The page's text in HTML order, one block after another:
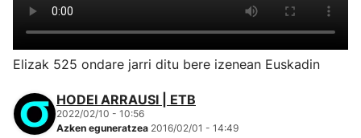
Elizak 525 ondare jarri ditu bere izenean Euskadin
HODEI ARRAUSI | ETB
2022/02/10 - 10:56
Azken eguneratzea 2016/02/01 - 14:49